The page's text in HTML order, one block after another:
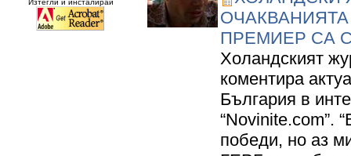
Изтегли и инсталирай
ПРЕМИЕР СА
Холандският
коментира
България в
“Novinite.com”.
победи, но аз